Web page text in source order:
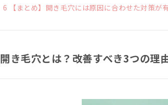
6 【まとめ】開き毛穴には原因に合わせた対策
開き毛穴とは？改善すべき3つの理